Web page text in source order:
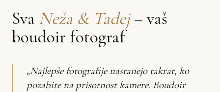
Sva Neža & Tadej– vaš
boudoir fotograf
„Najlepše fotografije nastanejo takrat, ko
pozabite na prisotnost kamere. Boudoir